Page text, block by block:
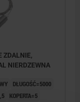
ZDALNIE,
NIERDZEWNA
DŁUGOŚĆ=5000
KOPERTA=5